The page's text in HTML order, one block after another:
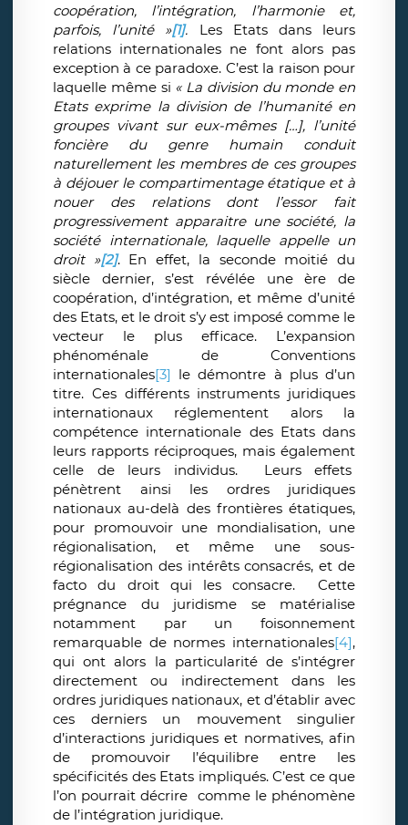
coopération, l’intégration, l’harmonie et,
parfois, l’unité »[1]. Les Etats dans leurs
relations internationales ne font alors pas
exception à ce paradoxe. C’est la raison pour
laquelle même si « La division du monde en
Etats exprime la division de l’humanité en
groupes vivant sur eux-mêmes […], l’unité
foncière du genre humain conduit
naturellement les membres de ces groupes
à déjouer le compartimentage étatique et à
nouer des relations dont l’essor fait
progressivement apparaitre une société, la
société internationale, laquelle appelle un
droit »[2]. En effet, la seconde moitié du
siècle dernier, s’est révélée une ère de
coopération, d’intégration, et même d’unité
des Etats, et le droit s’y est imposé comme le
vecteur le plus efficace. L’expansion
phénoménale de Conventions
internationales[3] le démontre à plus d’un
titre. Ces différents instruments juridiques
internationaux réglementent alors la
compétence internationale des Etats dans
leurs rapports réciproques, mais également
celle de leurs individus. Leurs effets
pénètrent ainsi les ordres juridiques
nationaux au-delà des frontières étatiques,
pour promouvoir une mondialisation, une
régionalisation, et même une sous-
régionalisation des intérêts consacrés, et de
facto du droit qui les consacre. Cette
prégnance du juridisme se matérialise
notamment par un foisonnement
remarquable de normes internationales[4],
qui ont alors la particularité de s’intégrer
directement ou indirectement dans les
ordres juridiques nationaux, et d’établir avec
ces derniers un mouvement singulier
d’interactions juridiques et normatives, afin
de promouvoir l’équilibre entre les
spécificités des Etats impliqués. C’est ce que
l’on pourrait décrire comme le phénomène
de l’intégration juridique.